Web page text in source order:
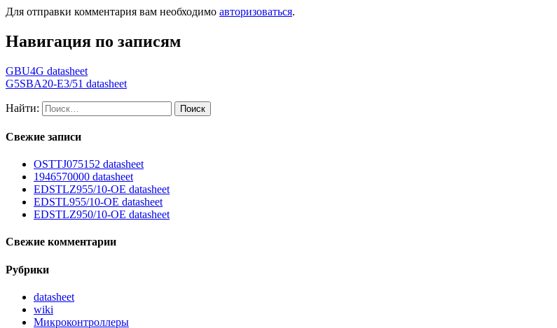
Для отправки комментария вам необходимо авторизоваться.
Навигация по записям
GBU4G datasheet
G5SBA20-E3/51 datasheet
Найти:
Свежие записи
OSTTJ075152 datasheet
1946570000 datasheet
EDSTLZ955/10-OE datasheet
EDSTL955/10-OE datasheet
EDSTLZ950/10-OE datasheet
Свежие комментарии
Рубрики
datasheet
wiki
Микроконтроллеры